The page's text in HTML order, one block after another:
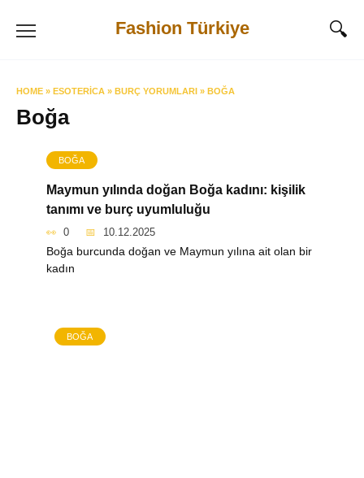
Fashion Türkiye
HOME » ESOTERICA » BURÇ YORUMLARI » BOĞA
Boğa
BOĞA
Maymun yılında doğan Boğa kadını: kişilik
tanımı ve burç uyumluluğu
0 10.12.2025
Boğa burcunda doğan ve Maymun yılına ait olan bir
kadın
BOĞA